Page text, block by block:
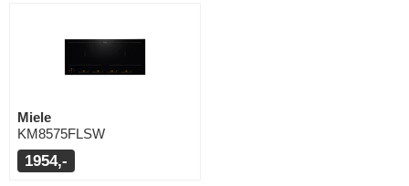
Miele
KM8575FLSW
1954,-